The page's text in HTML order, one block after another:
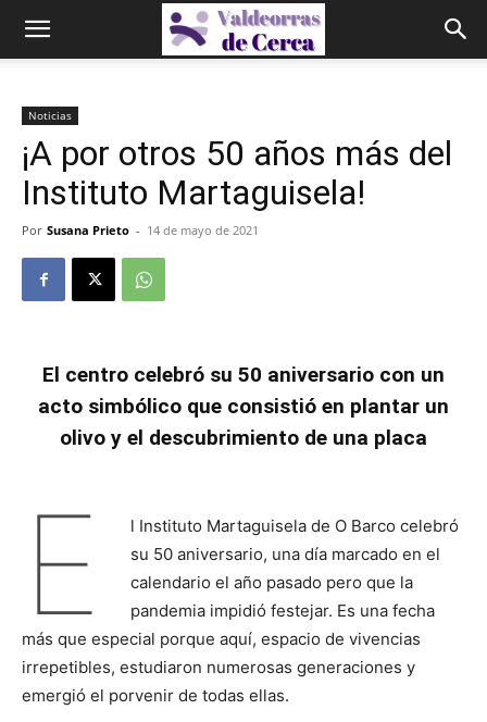
Noticias
¡A por otros 50 años más del
Instituto Martaguisela!
Por Susana Prieto - 14 de mayo de 2021
El centro celebró su 50 aniversario con un
acto simbólico que consistió en plantar un
olivo y el descubrimiento de una placa
E
l Instituto Martaguisela de O Barco celebró
su 50 aniversario, una día marcado en el
calendario el año pasado pero que la
pandemia impidió festejar. Es una fecha
más que especial porque aquí, espacio de vivencias
irrepetibles, estudiaron numerosas generaciones y
emergió el porvenir de todas ellas.